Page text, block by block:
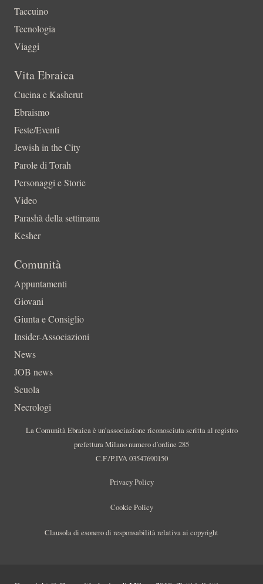
Taccuino
Tecnologia
Viaggi
Vita Ebraica
Cucina e Kasherut
Ebraismo
Feste/Eventi
Jewish in the City
Parole di Torah
Personaggi e Storie
Video
Parashà della settimana
Kesher
Comunità
Appuntamenti
Giovani
Giunta e Consiglio
Insider-Associazioni
News
JOB news
Scuola
Necrologi
La Comunità Ebraica è un’associazione riconosciuta scritta al registro
prefettura Milano numero d’ordine 285
C.F./P.IVA 03547690150
Privacy Policy
Cookie Policy
Clausola di esonero di responsabilità relativa ai copyright